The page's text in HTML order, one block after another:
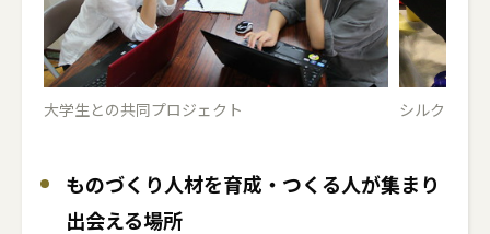
大学生との共同プロジェクト シルクスク
ものづくり人材を育成・つくる人が集まり
出会える場所